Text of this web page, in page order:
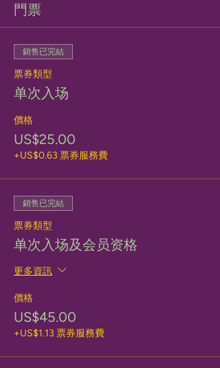
門票
銷售已完結
票券類型
单次入场
價格
US$25.00
+US$0.63 票券服務費
銷售已完結
票券類型
单次入场及会员资格
更多資訊
價格
US$45.00
+US$1.13 票券服務費